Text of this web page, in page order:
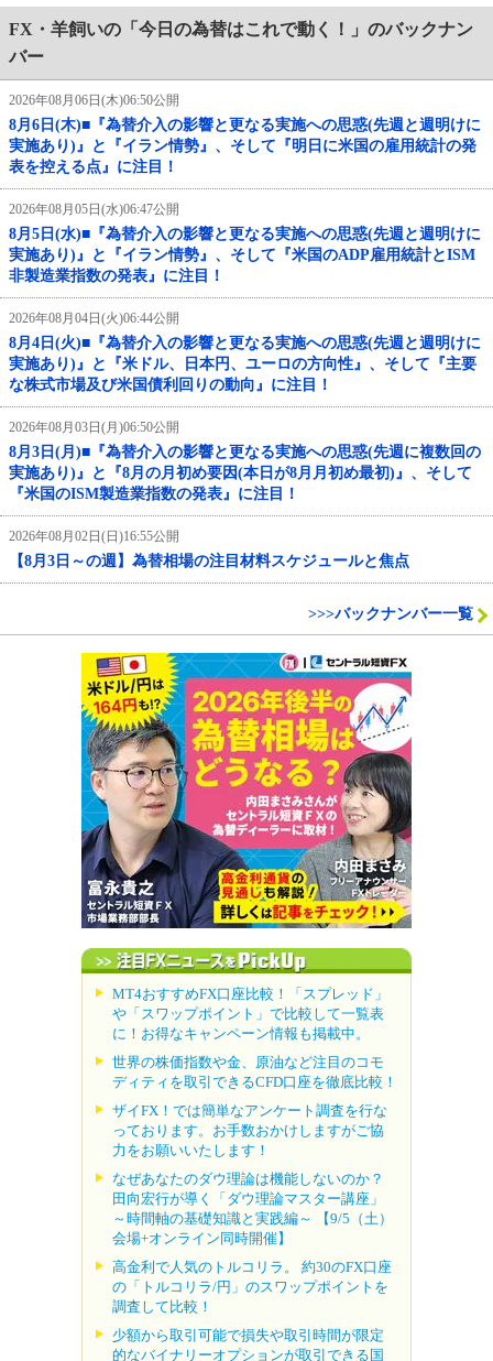
FX・羊飼いの「今日の為替はこれで動く！」のバックナン
バー
2026年08月06日(木)06:50公開
8月6日(木)■『為替介入の影響と更なる実施への思惑(先週と週明けに
実施あり)』と『イラン情勢』、そして『明日に米国の雇用統計の発
表を控える点』に注目！
2026年08月05日(水)06:47公開
8月5日(水)■『為替介入の影響と更なる実施への思惑(先週と週明けに
実施あり)』と『イラン情勢』、そして『米国のADP雇用統計とISM
非製造業指数の発表』に注目！
2026年08月04日(火)06:44公開
8月4日(火)■『為替介入の影響と更なる実施への思惑(先週と週明けに
実施あり)』と『米ドル、日本円、ユーロの方向性』、そして『主要
な株式市場及び米国債利回りの動向』に注目！
2026年08月03日(月)06:50公開
8月3日(月)■『為替介入の影響と更なる実施への思惑(先週に複数回の
実施あり)』と『8月の月初め要因(本日が8月月初め最初)』、そして
『米国のISM製造業指数の発表』に注目！
2026年08月02日(日)16:55公開
【8月3日～の週】為替相場の注目材料スケジュールと焦点
>>>バックナンバー一覧
MT4おすすめFX口座比較！「スプレッド」
や「スワップポイント」で比較して一覧表
に！お得なキャンペーン情報も掲載中。
世界の株価指数や金、原油など注目のコモ
ディティを取引できるCFD口座を徹底比較！
ザイFX！では簡単なアンケート調査を行な
っております。お手数おかけしますがご協
力をお願いいたします！
なぜあなたのダウ理論は機能しないのか？
田向宏行が導く「ダウ理論マスター講座」
～時間軸の基礎知識と実践編～ 【9/5（土）
会場+オンライン同時開催】
高金利で人気のトルコリラ。 約30のFX口座
の「トルコリラ/円」のスワップポイントを
調査して比較！
少額から取引可能で損失や取引時間が限定
的なバイナリーオプションが取引できる国